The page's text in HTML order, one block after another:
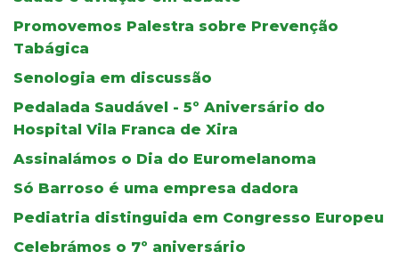
Promovemos Palestra sobre Prevenção
Tabágica
Senologia em discussão
Pedalada Saudável - 5º Aniversário do
Hospital Vila Franca de Xira
Assinalámos o Dia do Euromelanoma
Só Barroso é uma empresa dadora
Pediatria distinguida em Congresso Europeu
Celebrámos o 7º aniversário